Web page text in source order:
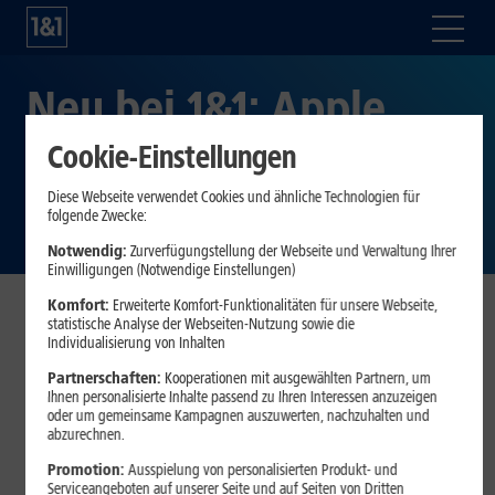
Neu bei 1&1: Apple
MacBook Air 15” (M2)
ab sofort verfügbar
Montabaur, 12. Juni 2023
. Im Rahmen der Worldwide
erstmalig einen 15-Zoll-Ableger des MacBook Airs
vorgestellt: Das Apple MacBook Air 15” (M2). Das neue
MacBook Air (M2) mit seinem 15,3 Zoll großen Display ist ab
sofort in Kombination mit einer 1&1 Daten-Flat für eine
Cookie-Einstellungen
Diese Webseite verwendet Cookies und ähnliche Technologien für
folgende Zwecke:
Notwendig: Zurverfügungstellung der Webseite und Verwaltung Ihrer
Einwilligungen (Notwendige Einstellungen)
Komfort: Erweiterte Komfort-Funktionalitäten für unsere Webseite,
statistische Analyse der Webseiten-Nutzung sowie die
Individualisierung von Inhalten
Partnerschaften: Kooperationen mit ausgewählten Partnern, um
Ihnen personalisierte Inhalte passend zu Ihren Interessen anzuzeigen
oder um gemeinsame Kampagnen auszuwerten, nachzuhalten und
abzurechnen.
Promotion:Ausspielung von personalisierten Produkt- und
Serviceangeboten auf unserer Seite und auf Seiten von Dritten